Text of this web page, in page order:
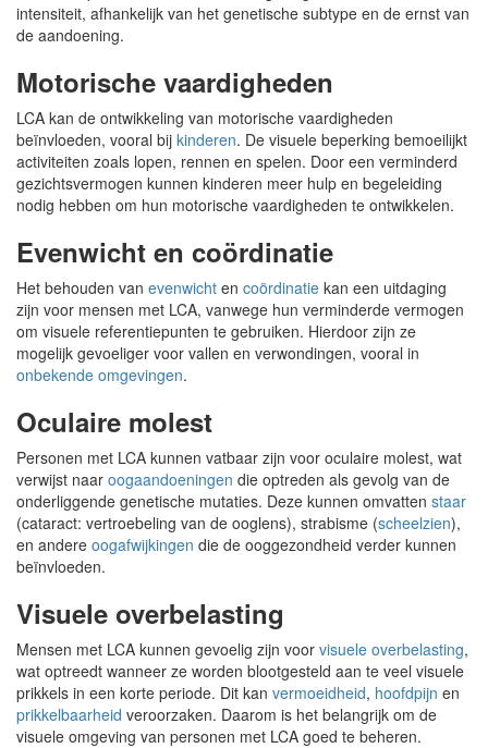
intensiteit, afhankelijk van het genetische subtype en de ernst van
de aandoening.
Motorische vaardigheden
LCA kan de ontwikkeling van motorische vaardigheden
beïnvloeden, vooral bij kinderen. De visuele beperking bemoeilijkt
activiteiten zoals lopen, rennen en spelen. Door een verminderd
gezichtsvermogen kunnen kinderen meer hulp en begeleiding
nodig hebben om hun motorische vaardigheden te ontwikkelen.
Evenwicht en coördinatie
Het behouden van evenwicht en coördinatie kan een uitdaging
zijn voor mensen met LCA, vanwege hun verminderde vermogen
om visuele referentiepunten te gebruiken. Hierdoor zijn ze
mogelijk gevoeliger voor vallen en verwondingen, vooral in
onbekende omgevingen.
Oculaire molest
Personen met LCA kunnen vatbaar zijn voor oculaire molest, wat
verwijst naar oogaandoeningen die optreden als gevolg van de
onderliggende genetische mutaties. Deze kunnen omvatten staar
(cataract: vertroebeling van de ooglens), strabisme (scheelzien),
en andere oogafwijkingen die de ooggezondheid verder kunnen
beïnvloeden.
Visuele overbelasting
Mensen met LCA kunnen gevoelig zijn voor visuele overbelasting,
wat optreedt wanneer ze worden blootgesteld aan te veel visuele
prikkels in een korte periode. Dit kan vermoeidheid, hoofdpijn en
prikkelbaarheid veroorzaken. Daarom is het belangrijk om de
visuele omgeving van personen met LCA goed te beheren.